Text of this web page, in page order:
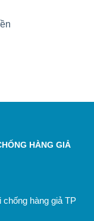
HÀNG GIẢ
hàng giả TP